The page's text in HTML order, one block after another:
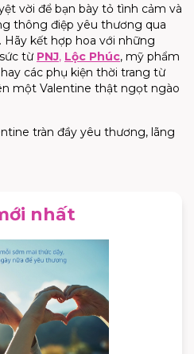
vời để bạn bày tỏ tình cảm và
thông điệp yêu thương qua
Hãy kết hợp hoa với những
từ PNJ, Lộc Phúc, mỹ phẩm
hay các phụ kiện thời trang từ
một Valentine thật ngọt ngào
tràn đầy yêu thương, lãng
nhất